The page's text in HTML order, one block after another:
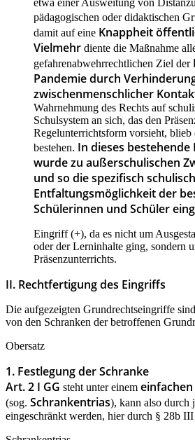
pädagogischen oder didaktischen
damit auf eine Knappheit
Vielmehr diente die Maßnahme
gefahrenabwehrrechtlichen Ziel der
Pandemie durch
zwischenmenschlicher
Wahrnehmung des Rechts auf
Schulsystem an sich, das den
Regelunterrichtsform vorsieht, blieb
bestehen. In dieses
wurde zu außerschulischen
und so die spezifisch
Entfaltungsmöglichkeit der
Schülerinnen und Schüler
Eingriff (+), da es nicht um
oder der Lerninhalte ging, sondern
Präsenzunterrichts.
II. Rechtfertigung des Eingriffs
Die aufgezeigten Grundrechtseingriffe
von den Schranken der betroffenen
Obersatz
1. Festlegung der Schranke
Art. 2 I GG steht unter einem
(sog. Schrankentrias), kann also durch
eingeschränkt werden, hier durch § 28b